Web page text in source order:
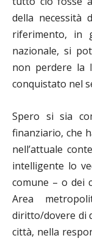
della necessità
riferimento, in
nazionale, si
non perdere la
conquistato nel
Spero si sia
finanziario, che
nell’attuale
intelligente lo
comune – o dei
Area
diritto/dovere di
città, nella